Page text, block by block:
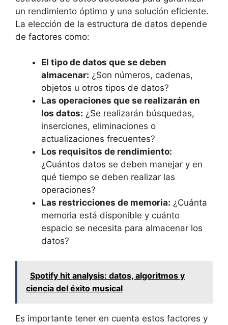
un rendimiento óptimo y una solución eficiente.
La elección de la estructura de datos depende
de factores como:
El tipo de datos que se deben
almacenar: ¿Son números, cadenas,
objetos u otros tipos de datos?
Las operaciones que se realizarán en
los datos: ¿Se realizarán búsquedas,
inserciones, eliminaciones o
actualizaciones frecuentes?
Los requisitos de rendimiento:
¿Cuántos datos se deben manejar y en
qué tiempo se deben realizar las
operaciones?
Las restricciones de memoria: ¿Cuánta
memoria está disponible y cuánto
espacio se necesita para almacenar los
datos?
Spotify hit analysis: datos, algoritmos y
ciencia del éxito musical
Es importante tener en cuenta estos factores y